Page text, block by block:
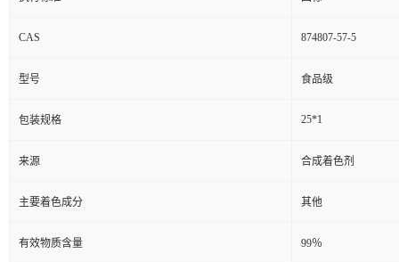
CAS 874807-57-5
型号 食品级
包装规格 25*1
来源 合成着色剂
主要着色成分 其他
有效物质含量 99％